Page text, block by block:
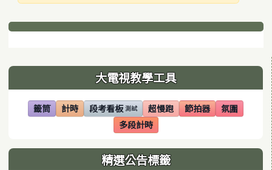
下中區域內容
左邊區域內容 大電視教學工具
籤筒
(另開視窗)
計時
(另開視窗)段考看板 測試
(另開視窗) 超慢跑
(另開視窗)節拍器
(另開視窗)氛圍
(另開視窗)
多段計時
(另開視窗)
精選公告標籤